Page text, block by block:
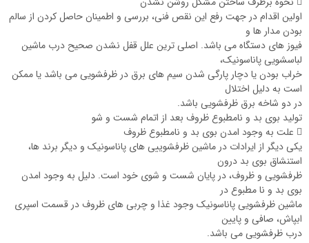
اولین اقدام در جهت رفع این نقص فنی، بررسی و اطمینان حاصل کردن از سالم
بودن مدار ها و
فیوز های دستگاه می ‌باشد. اصلی ترین علل قفل نشدن صحیح درب ماشین
لباسشویی پاناسونیک،
خراب بودن یا دچار پارگی شدن سیم های برق در ظرفشویی می باشد یا ممکن
است به دلیل اختلال
در دو شاخه برق ظرفشویی باشد.
تولید بوی بد و نامطبوع ظروف بعد از اتمام شست و شو
 علت به وجود امدن بوی بد و نامطبوع ظروف
یکی دیگر از ایرادات در ماشین ظرفشوییی های پاناسونیک و دیگر برند ها،
استنشاق بوی بد درون
ظرفشویی و ظروف، در پایان شست و شوی خود است. دلیل به وجود امدن
بوی بد و نا مطبوع در
ماشین ظرفشویی پاناسونیک وجود غذا و چربی های ظروف در قسمت اسپری
ابپاش، صافی و پایین
درب ظرفشویی می باشد.